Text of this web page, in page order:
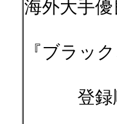
海外大手
『ブラッ
登録順